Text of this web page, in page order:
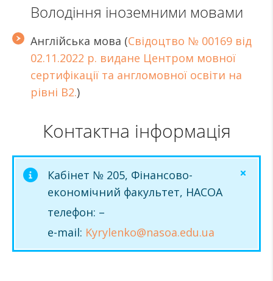
Володіння іноземними мовами
Англійська мова (Свідоцтво № 00169 від
02.11.2022 р. видане Центром мовної
сертифікації та англомовної освіти на
рівні В2.)
Контактна інформація
Кабінет № 205, Фінансово-
економічний факультет, НАСОА
телефон: –
e-mail: Kyrylenko@nasoa.edu.ua